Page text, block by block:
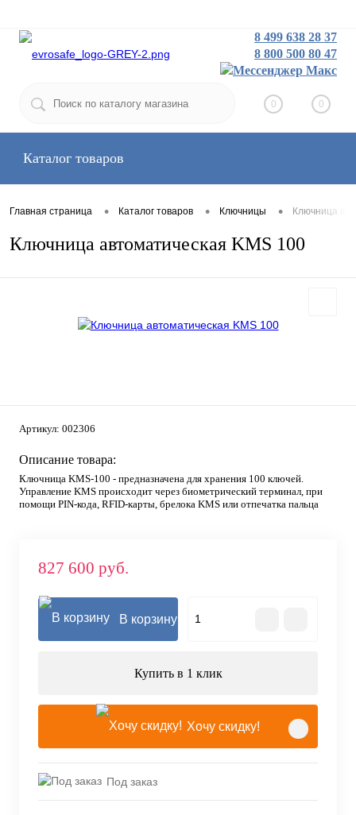
Заказать звонок
8 499 638 28 37
8 800 500 80 47
0 0
Каталог товаров
Главная страница • Каталог товаров • Ключницы • Ключница
Ключница автоматическая KMS 100
Артикул: 002306
Описание товара:
Ключница KMS-100 - предназначена для хранения 100 ключей.
Управление KMS происходит через биометрический терминал, при
помощи PIN-кода, RFID-карты, брелока KMS или отпечатка пальца
827 600 руб.
В корзину
Купить в 1 клик
Хочу скидку!
Под заказ